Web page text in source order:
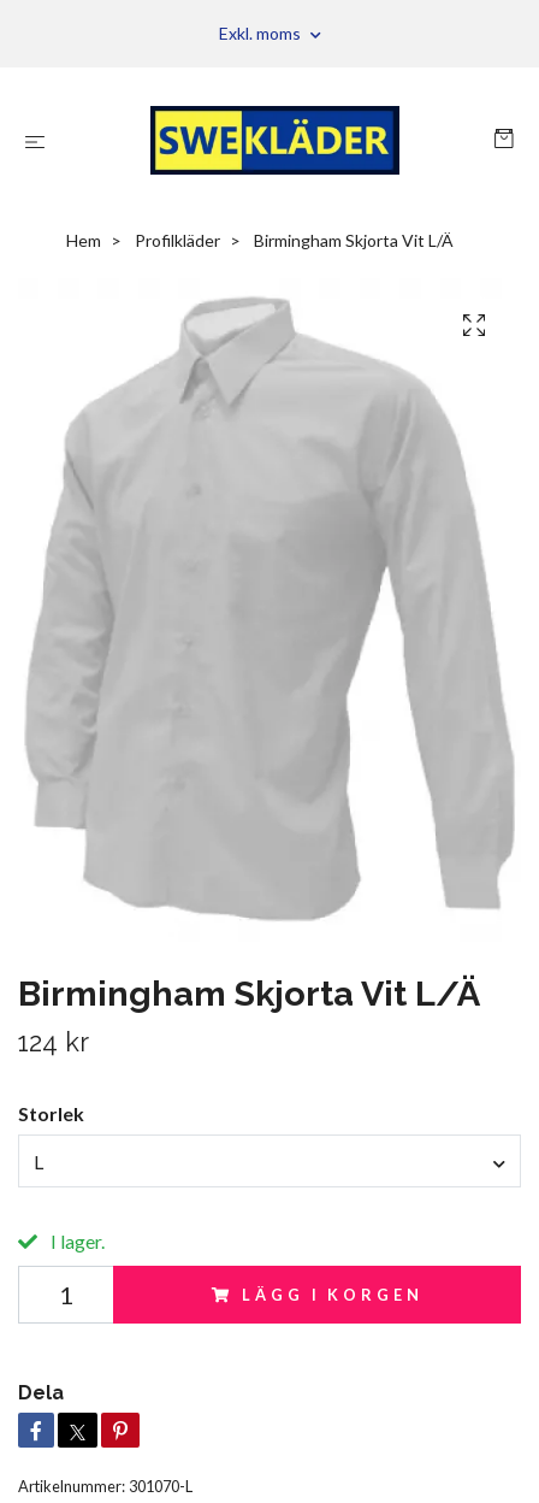
Exkl. moms
Hem Profilkläder Birmingham Skjorta Vit L/Ä
Birmingham Skjorta Vit L/Ä
124 kr
Storlek
L
I lager.
LÄGG I KORGEN
Dela
Artikelnummer: 301070-L